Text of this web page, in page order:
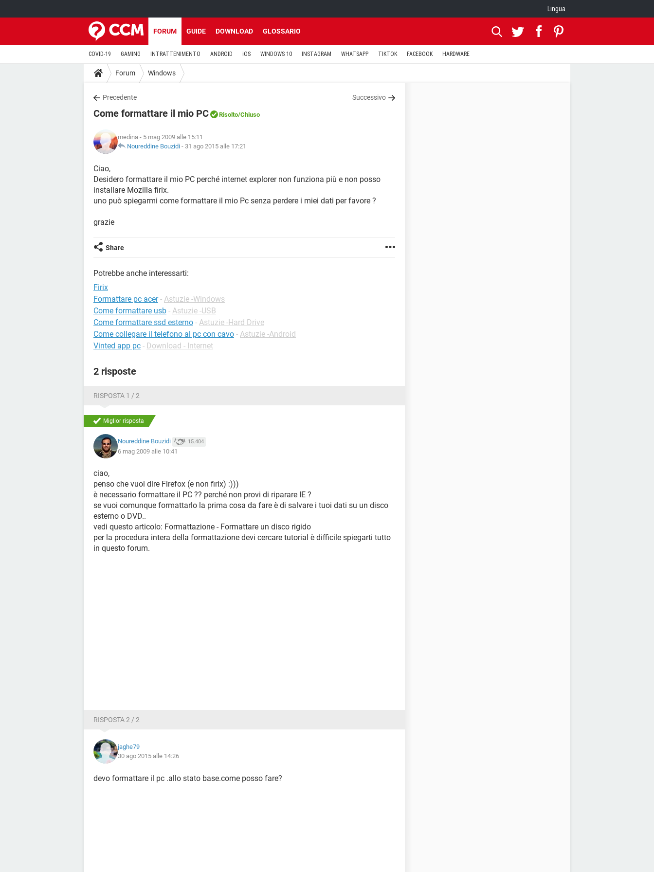
Lingua
FORUM GUIDE DOWNLOAD GLOSSARIO
COVID-19 GAMING INTRATTENIMENTO ANDROID iOS WINDOWS 10 INSTAGRAM WHATSAPP TIKTOK FACEBOOK HARDWARE
Forum Windows
Precedente Successivo
Come formattare il mio PC Risolto/Chiuso
medina - 5 mag 2009 alle 15:11
Noureddine Bouzidi - 31 ago 2015 alle 17:21
Ciao,
Desidero formattare il mio PC perché internet explorer non funziona più e non posso
installare Mozilla firix.
uno può spiegarmi come formattare il mio Pc senza perdere i miei dati per favore ?
grazie
Share
Potrebbe anche interessarti:
Firix
Formattare pc acer - Astuzie -Windows
Come formattare usb - Astuzie -USB
Come formattare ssd esterno - Astuzie -Hard Drive
Come collegare il telefono al pc con cavo - Astuzie -Android
Vinted app pc - Download - Internet
2 risposte
RISPOSTA 1 / 2
Miglior risposta
Noureddine Bouzidi 15.404
6 mag 2009 alle 10:41
ciao,
penso che vuoi dire Firefox (e non firix) :)))
è necessario formattare il PC ?? perché non provi di riparare IE ?
se vuoi comunque formattarlo la prima cosa da fare è di salvare i tuoi dati su un disco
esterno o DVD..
vedi questo articolo: Formattazione - Formattare un disco rigido
per la procedura intera della formattazione devi cercare tutorial è difficile spiegarti tutto
in questo forum.
RISPOSTA 2 / 2
jaghe79
30 ago 2015 alle 14:26
devo formattare il pc .allo stato base.come posso fare?